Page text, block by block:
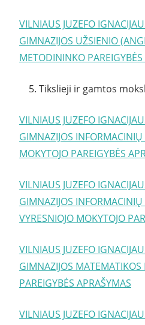
VILNIAUS JUZEFO
GIMNAZIJOS UŽSIENIO
METODININKO PAREIGYBĖS
5. Tikslieji ir gamtos
VILNIAUS JUZEFO
GIMNAZIJOS
MOKYTOJO PAREIGYBĖS
VILNIAUS JUZEFO
GIMNAZIJOS
VYRESNIOJO MOKYTOJO
VILNIAUS JUZEFO
GIMNAZIJOS MATEMATIKOS
PAREIGYBĖS APRAŠYMAS
VILNIAUS JUZEFO